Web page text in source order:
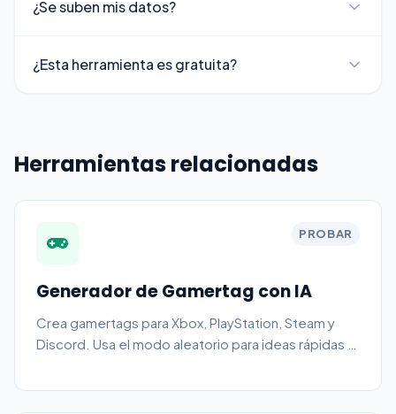
¿Se suben mis datos?
¿Esta herramienta es gratuita?
Herramientas relacionadas
PROBAR
Generador de Gamertag con IA
Crea gamertags para Xbox, PlayStation, Steam y
Discord. Usa el modo aleatorio para ideas rápidas o